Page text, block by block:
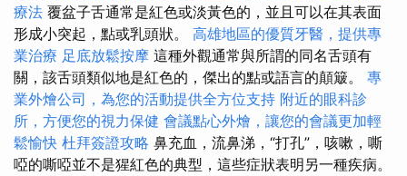
療法 覆盆子舌通常是紅色或淡黃色的，並且可以在其表面
形成小突起，點或乳頭狀。 高雄地區的優質牙醫，提供專
業治療 足底放鬆按摩 這種外觀通常與所謂的同名舌頭有
關，該舌頭類似地是紅色的，傑出的點或語言的顛簸。 專
業外燴公司，為您的活動提供全方位支持 附近的眼科診
所，方便您的視力保健 會議點心外燴，讓您的會議更加輕
鬆愉快 杜拜簽證攻略 鼻充血，流鼻涕，“打孔”，咳嗽，嘶
啞的嘶啞並不是猩紅色的典型，這些症狀表明另一種疾病。